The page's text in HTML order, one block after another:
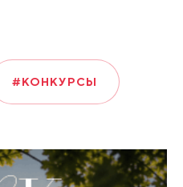
#КОНКУРСЫ